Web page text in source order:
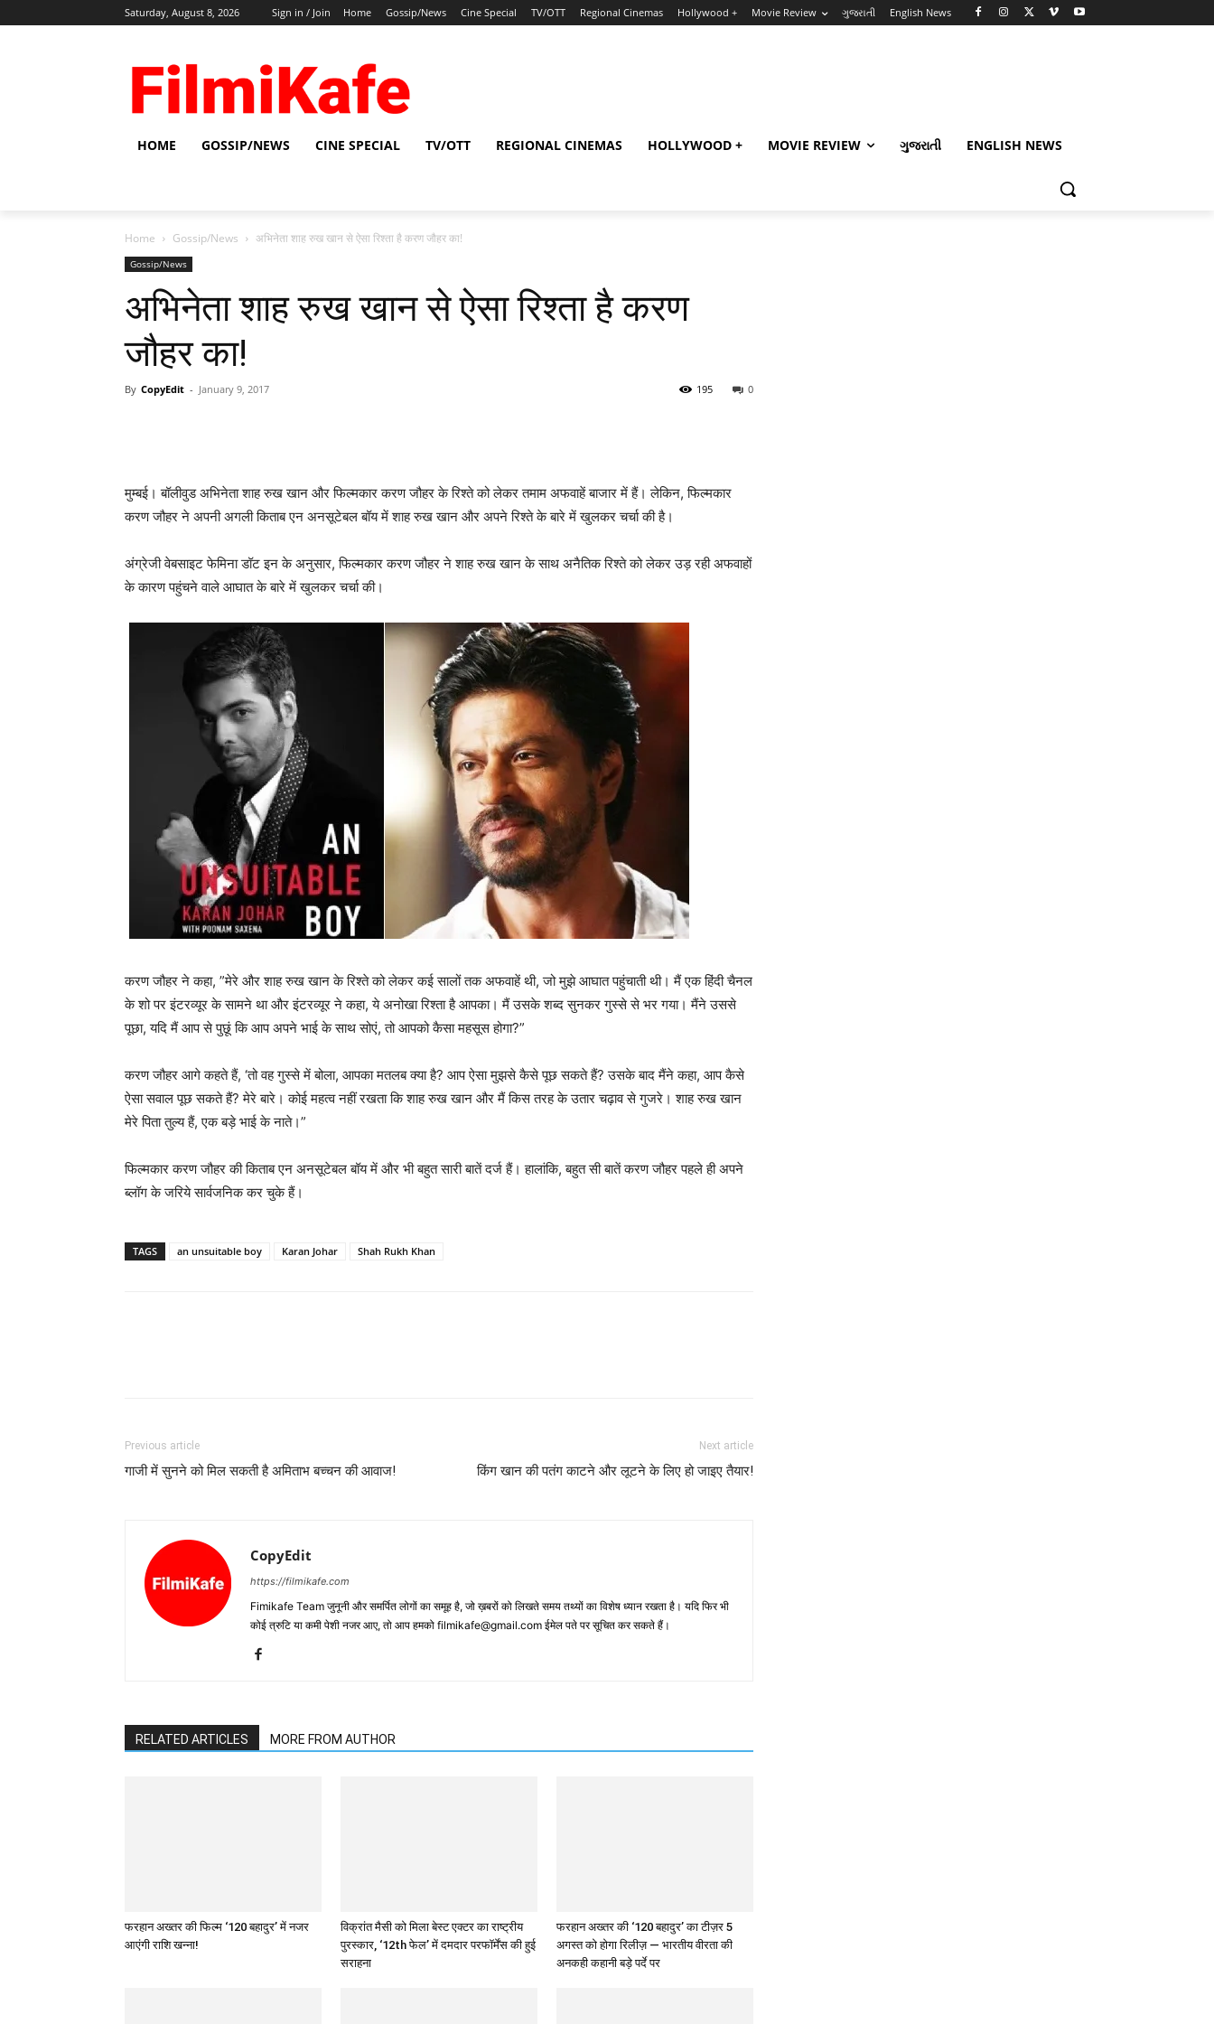
Saturday, August 8, 2026 Sign in / Join Home Gossip/News Cine Special TV/OTT Regional Cinemas Hollywood + Movie Review ગુજરાતી English News
HOME GOSSIP/NEWS CINE SPECIAL TV/OTT REGIONAL CINEMAS HOLLYWOOD + MOVIE REVIEW ગુજરાતી ENGLISH NEWS
Home Gossip/News अभिनेता शाह रुख खान से ऐसा रिश्‍ता है करण जौहर का!
Gossip/News
अभिनेता शाह रुख खान से ऐसा रिश्‍ता है करण
जौहर का!
By CopyEdit - January 9, 2017 0
195
मुम्‍बई। बॉलीवुड अभिनेता शाह रुख खान और फिल्‍मकार करण जौहर के रिश्‍ते को लेकर तमाम अफवाहें बाजार में हैं। लेकिन, फिल्‍मकार
करण जौहर ने अपनी अगली किताब एन अनसूटेबल बॉय में शाह रुख खान और अपने रिश्‍ते के बारे में खुलकर चर्चा की है।
अंग्रेजी वेबसाइट फेमिना डॉट इन के अनुसार, फिल्‍मकार करण जौहर ने शाह रुख खान के साथ अनैतिक रिश्‍ते को लेकर उड़ रही अफवाहों
के कारण पहुंचने वाले आघात के बारे में खुलकर चर्चा की।
करण जौहर ने कहा, ”मेरे और शाह रुख खान के रिश्‍ते को लेकर कई सालों तक अफवाहें थी, जो मुझे आघात पहुंचाती थी। मैं एक हिंदी चैनल
के शो पर इंटरव्‍यूर के सामने था और इंटरव्‍यूर ने कहा, ये अनोखा रिश्‍ता है आपका। मैं उसके शब्‍द सुनकर गुस्‍से से भर गया। मैंने उससे
पूछा, यदि मैं आप से पुछूं कि आप अपने भाई के साथ सोएं, तो आपको कैसा महसूस होगा?”
करण जौहर आगे कहते हैं, ‘तो वह गुस्‍से में बोला, आपका मतलब क्‍या है? आप ऐसा मुझसे कैसे पूछ सकते हैं? उसके बाद मैंने कहा, आप कैसे
ऐसा सवाल पूछ सकते हैं? मेरे बारे। कोई महत्‍व नहीं रखता कि शाह रुख खान और मैं किस तरह के उतार चढ़ाव से गुजरे। शाह रुख खान
मेरे पिता तुल्‍य हैं, एक बड़े भाई के नाते।”
फिल्‍मकार करण जौहर की किताब एन अनसूटेबल बॉय में और भी बहुत सारी बातें दर्ज हैं। हालांकि, बहुत सी बातें करण जौहर पहले ही अपने
ब्‍लॉग के जरिये सार्वजनिक कर चुके हैं।
TAGS an unsuitable boy Karan Johar Shah Rukh Khan
Previous article
गाजी में सुनने को मिल सकती है अमिताभ बच्‍चन की आवाज!
Next article
किंग खान की पतंग काटने और लूटने के लिए हो जाइए तैयार!
CopyEdit
https://filmikafe.com
Fimikafe Team जुनूनी और समर्पित लोगों का समूह है, जो ख़बरों को लिखते समय तथ्‍यों का विशेष ध्‍यान रखता है। यदि फिर भी
कोई त्रुटि या कमी पेशी नजर आए, तो आप हमको filmikafe@gmail.com ईमेल पते पर सूचित कर सकते हैं।
RELATED ARTICLES MORE FROM AUTHOR
फरहान अख्तर की फिल्म ‘120 बहादुर’ में नजर
आएंगी राशि खन्ना!
विक्रांत मैसी को मिला बेस्ट एक्टर का राष्ट्रीय
पुरस्कार, ‘12th फेल’ में दमदार परफॉर्मेंस की हुई
सराहना
फरहान अख्तर की ‘120 बहादुर’ का टीज़र 5
अगस्त को होगा रिलीज़ — भारतीय वीरता की
अनकही कहानी बड़े पर्दे पर